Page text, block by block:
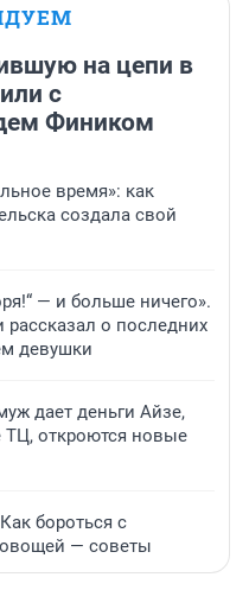
на цепи в
с
Фиником
время»: как
создала свой
— и больше ничего».
о последних
девушки
дает деньги Айзе,
ТЦ, откроются новые
бороться с
— советы